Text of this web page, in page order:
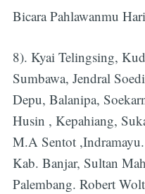
Bicara Pahlawanmu
8). Kyai Telingsing,
Sumbawa, Jendral
Depu, Balanipa,
Husin , Kepahiang,
M.A Sentot
Kab. Banjar, Sultan
Palembang. Robert